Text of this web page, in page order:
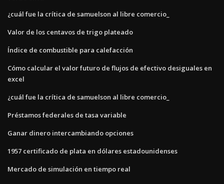
¿cuál fue la crítica de samuelson al libre comercio_
Valor de los centavos de trigo plateado
Índice de combustible para calefacción
Cómo calcular el valor futuro de flujos de efectivo desiguales en
excel
¿cuál fue la crítica de samuelson al libre comercio_
Préstamos federales de tasa variable
Ganar dinero intercambiando opciones
1957 certificado de plata en dólares estadounidenses
Mercado de simulación en tiempo real